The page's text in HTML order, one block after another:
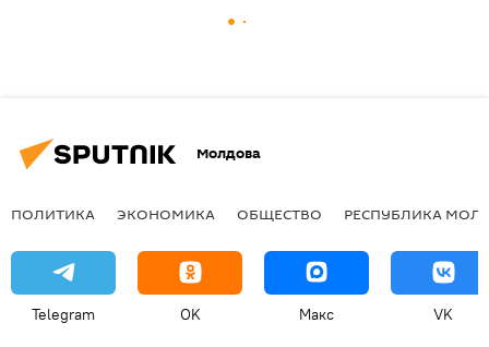
Молдова
ПОЛИТИКА ЭКОНОМИКА ОБЩЕСТВО РЕСПУБЛИКА
Telegram OK Макс VK